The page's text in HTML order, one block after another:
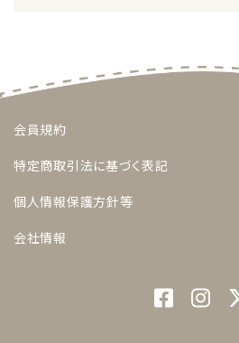
会員規約
特定商取引法に基づく表記
個人情報保護方針等
会社情報